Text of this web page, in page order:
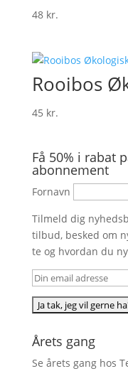
48 kr.
Rooibos
45 kr.
Få 50% i rabat
abonnement
Fornavn
Tilmeld dig
tilbud, besked om
te og hvordan du
Årets gang
Se årets gang hos